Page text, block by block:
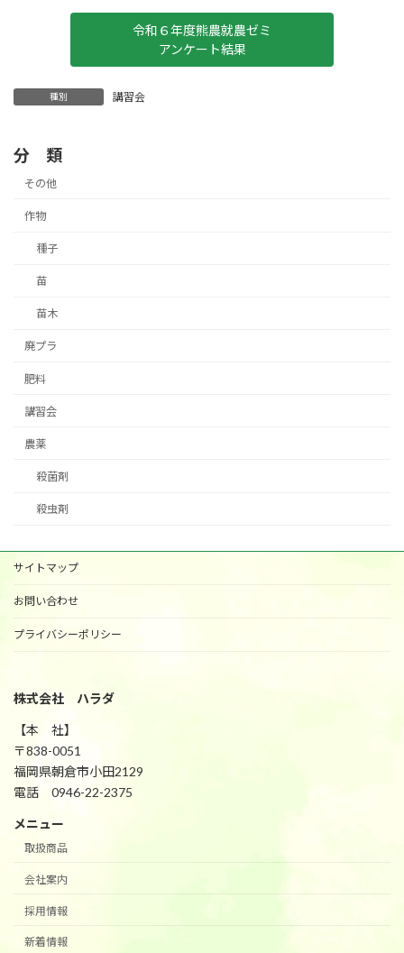
令和６年度熊農就農ゼミ
アンケート結果
種別 講習会
分 類
その他
作物
種子
苗
苗木
廃プラ
肥料
講習会
農薬
殺菌剤
殺虫剤
サイトマップ
お問い合わせ
プライバシーポリシー
株式会社 ハラダ
【本 社】
〒838-0051
福岡県朝倉市小田2129
電話 0946-22-2375
メニュー
取扱商品
会社案内
採用情報
新着情報